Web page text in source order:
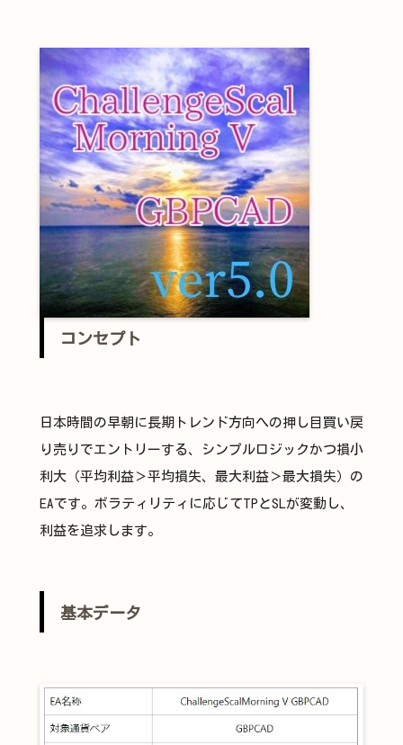
コンセプト
日本時間の早朝に長期トレンド方向への押し目買い戻
り売りでエントリーする、シンプルロジックかつ損小
利大（平均利益＞平均損失、最大利益＞最大損失）の
EAです。ボラティリティに応じてTPとSLが変動し、
利益を追求します。
基本データ